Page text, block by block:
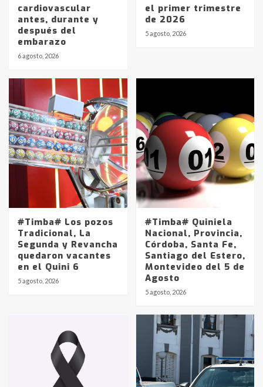
cardiovascular
antes, durante y
después del
embarazo
6 agosto, 2026
el primer trimestre
de 2026
5 agosto, 2026
#Timba# Los pozos
Tradicional, La
Segunda y Revancha
quedaron vacantes
en el Quini 6
5 agosto, 2026
#Timba# Quiniela
Nacional, Provincia,
Córdoba, Santa Fe,
Santiago del Estero,
Montevideo del 5 de
Agosto
5 agosto, 2026
Identidad de los adolescentes
pampeanos que fueron
en la mañana del lunes
Accidente en Ruta 5: falleció un
joven de Trenque Lauquen